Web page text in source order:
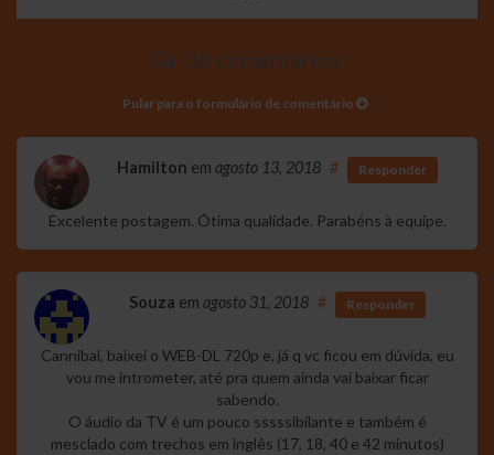
36 comentários
Pular para o formulário de comentário
Hamilton em agosto 13, 2018 # Responder
Excelente postagem. Ótima qualidade. Parabéns à equipe.
Souza em agosto 31, 2018 # Responder
Cannibal, baixei o WEB-DL 720p e, já q vc ficou em dúvida, eu
vou me intrometer, até pra quem ainda vai baixar ficar
sabendo.
O áudio da TV é um pouco sssssibilante e também é
mesclado com trechos em inglês (17, 18, 40 e 42 minutos)